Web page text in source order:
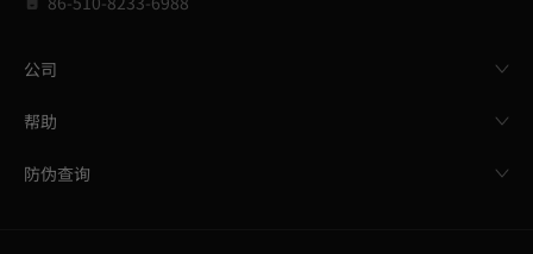
公司
帮助
防伪查询